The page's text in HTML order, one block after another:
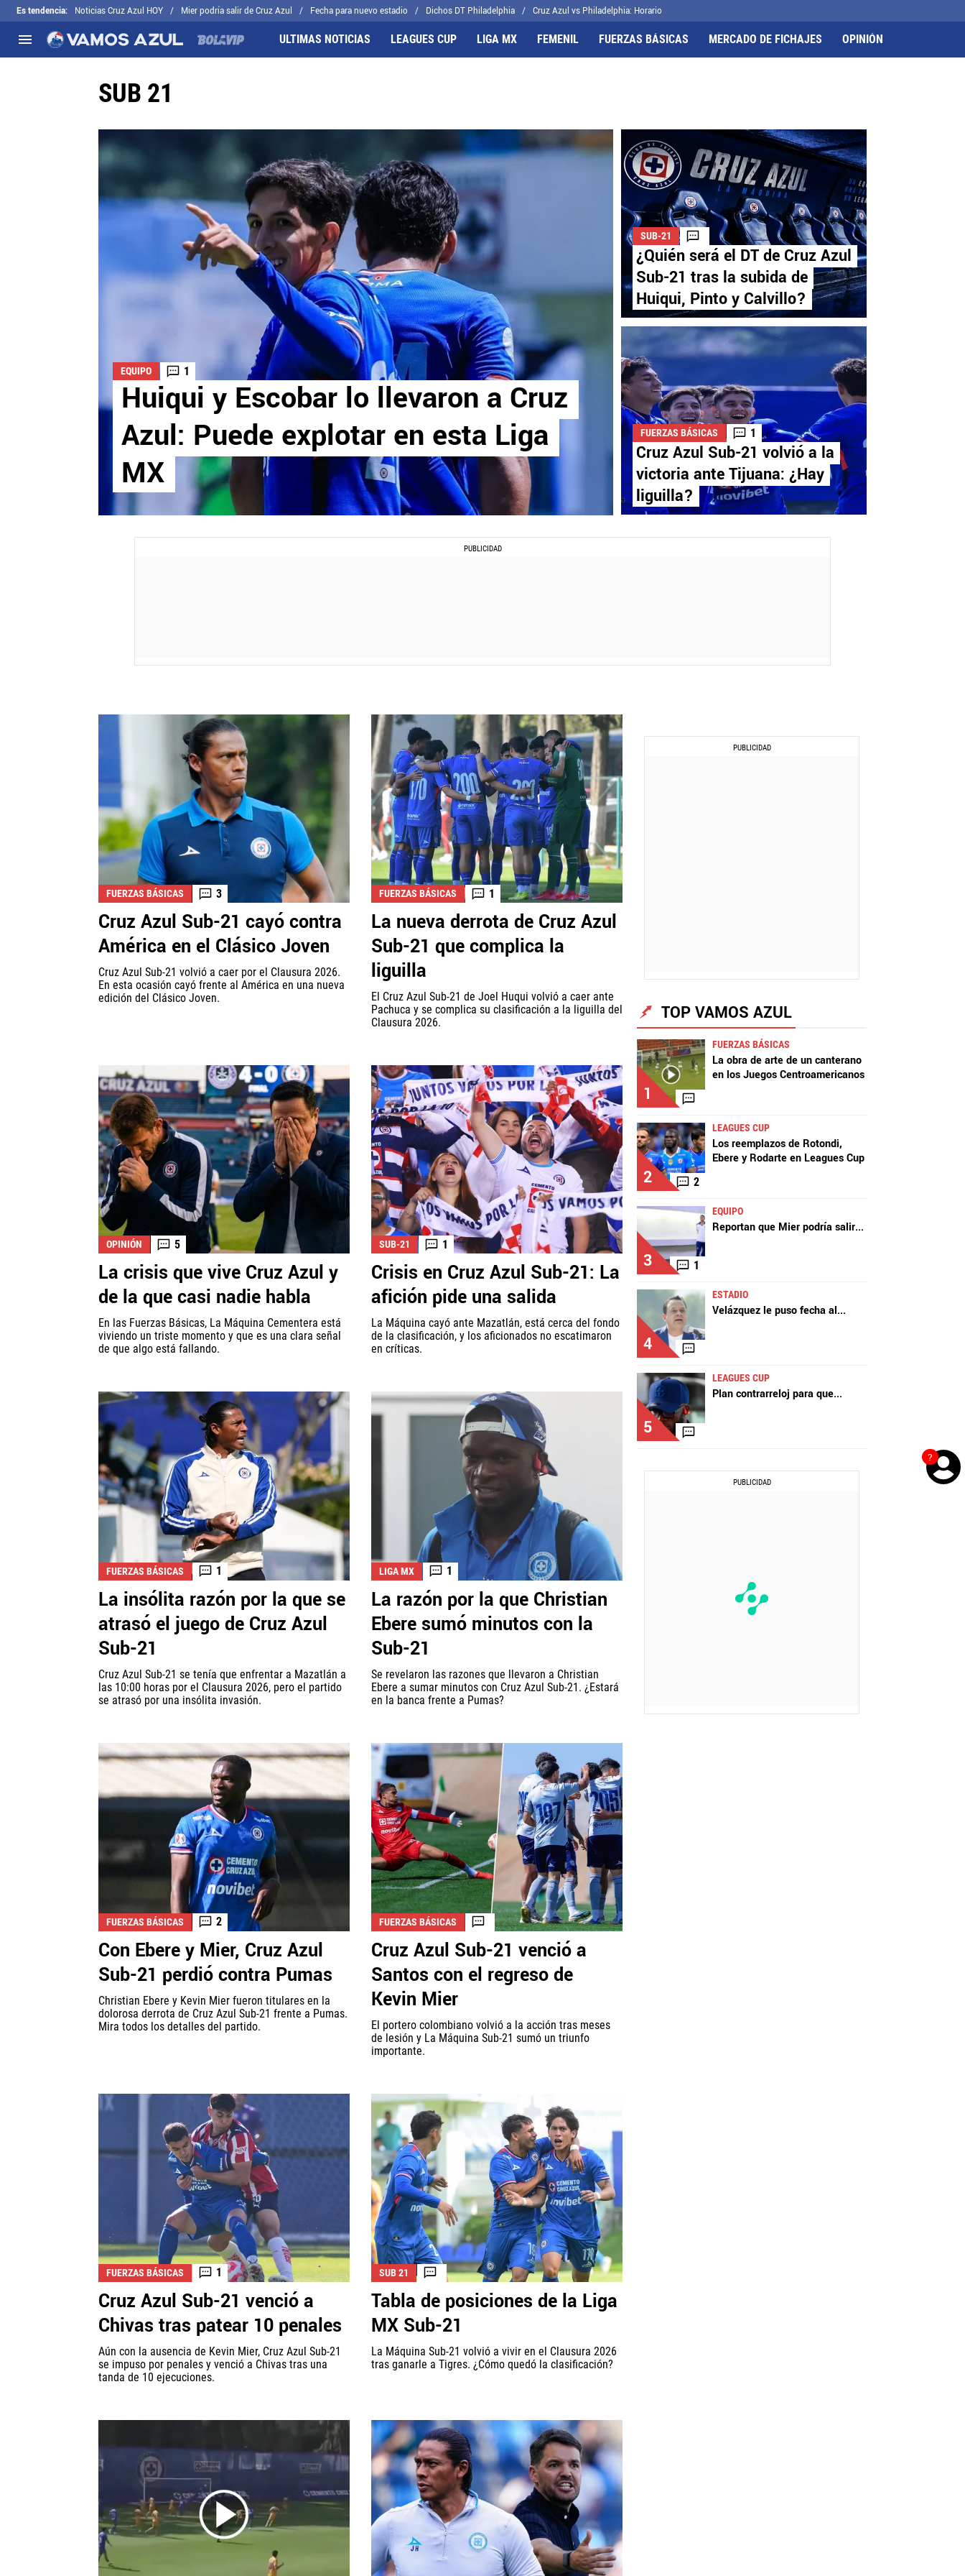
Es tendencia: Noticias Cruz Azul HOY Mier podría salir de Cruz Azul Fecha para nuevo estadio Dichos DT Philadelphia Cruz Azul vs Philadelphia: Horario
ULTIMAS NOTICIAS LEAGUES CUP LIGA MX FEMENIL FUERZAS BÁSICAS MERCADO DE FICHAJES OPINIÓN
?
Apertura 2026
Más noticias
FUERA DE LA LIGA
Leagues Cup
EX Cruz Azul
Fuerzas Básicas
Cruz Azul Hidalgo
Erik Lira
Charly Rodríguez
SUB 21
EQUIPO 1
Huiqui y Escobar lo llevaron a Cruz
Azul: Puede explotar en esta Liga
MX
SUB-21
¿Quién será el DT de Cruz Azul
Sub-21 tras la subida de
Huiqui, Pinto y Calvillo?
FUERZAS BÁSICAS 1
Cruz Azul Sub-21 volvió a la
victoria ante Tijuana: ¿Hay
liguilla?
FUERZAS BÁSICAS 3
Cruz Azul Sub-21 cayó contra
América en el Clásico Joven
Cruz Azul Sub-21 volvió a caer por el Clausura 2026.
En esta ocasión cayó frente al América en una nueva
edición del Clásico Joven.
FUERZAS BÁSICAS 1
La nueva derrota de Cruz Azul
Sub-21 que complica la
liguilla
El Cruz Azul Sub-21 de Joel Huqui volvió a caer ante
Pachuca y se complica su clasificación a la liguilla del
Clausura 2026.
OPINIÓN 5
La crisis que vive Cruz Azul y
de la que casi nadie habla
En las Fuerzas Básicas, La Máquina Cementera está
viviendo un triste momento y que es una clara señal
de que algo está fallando.
SUB-21 1
Crisis en Cruz Azul Sub-21: La
afición pide una salida
La Máquina cayó ante Mazatlán, está cerca del fondo
de la clasificación, y los aficionados no escatimaron
en críticas.
FUERZAS BÁSICAS 1
La insólita razón por la que se
atrasó el juego de Cruz Azul
Sub-21
Cruz Azul Sub-21 se tenía que enfrentar a Mazatlán a
las 10:00 horas por el Clausura 2026, pero el partido
se atrasó por una insólita invasión.
LIGA MX 1
La razón por la que Christian
Ebere sumó minutos con la
Sub-21
Se revelaron las razones que llevaron a Christian
Ebere a sumar minutos con Cruz Azul Sub-21. ¿Estará
en la banca frente a Pumas?
FUERZAS BÁSICAS 2
Con Ebere y Mier, Cruz Azul
Sub-21 perdió contra Pumas
Christian Ebere y Kevin Mier fueron titulares en la
dolorosa derrota de Cruz Azul Sub-21 frente a Pumas.
Mira todos los detalles del partido.
FUERZAS BÁSICAS
Cruz Azul Sub-21 venció a
Santos con el regreso de
Kevin Mier
El portero colombiano volvió a la acción tras meses
de lesión y La Máquina Sub-21 sumó un triunfo
importante.
FUERZAS BÁSICAS 1
Cruz Azul Sub-21 venció a
Chivas tras patear 10 penales
Aún con la ausencia de Kevin Mier, Cruz Azul Sub-21
se impuso por penales y venció a Chivas tras una
tanda de 10 ejecuciones.
SUB 21
Tabla de posiciones de la Liga
MX Sub-21
La Máquina Sub-21 volvió a vivir en el Clausura 2026
tras ganarle a Tigres. ¿Cómo quedó la clasificación?
TOP VAMOS AZUL
1
FUERZAS BÁSICAS
La obra de arte de un canterano
en los Juegos Centroamericanos
2 2
LEAGUES CUP
Los reemplazos de Rotondi,
Ebere y Rodarte en Leagues Cup
3 1
EQUIPO
Reportan que Mier podría salir...
4
ESTADIO
Velázquez le puso fecha al...
5
LEAGUES CUP
Plan contrarreloj para que...